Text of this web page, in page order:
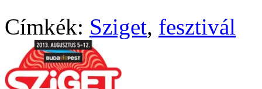
Címkék: Sziget, fesztivál